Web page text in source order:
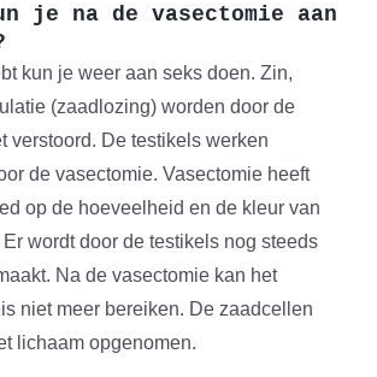
je na de vasectomie aan
kun je weer aan seks doen. Zin,
(zaadlozing) worden door de
verstoord. De testikels werken
de vasectomie. Vasectomie heeft
op de hoeveelheid en de kleur van
wordt door de testikels nog steeds
Na de vasectomie kan het
niet meer bereiken. De zaadcellen
lichaam opgenomen.